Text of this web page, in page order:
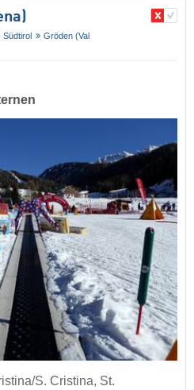
Südtirol
Gröden (Val
S. Cristina, St.